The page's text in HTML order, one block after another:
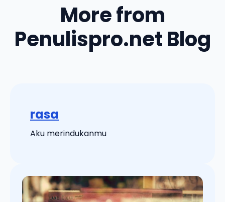
More from
Penulispro.net Blog
rasa
Aku merindukanmu